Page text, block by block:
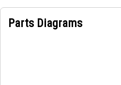
Parts Diagrams